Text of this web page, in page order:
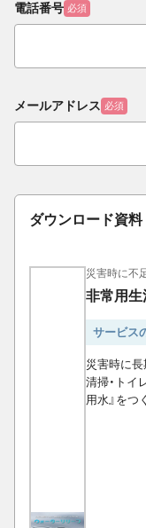
電話番号 必須
メールアドレス 必須
ダウンロード資料
災害時に不
非常用生
サービス
災害時に
清掃・トイ
用水』をつ